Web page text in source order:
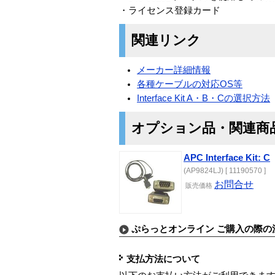
・ライセンス登録カード
関連リンク
メーカー詳細情報
各種ケーブルの対応OS等
Interface Kit A・B・Cの選択方法
オプション品・関連商
APC Interface Kit: C
(AP9824LJ) [ 11190570 ]
販売価格 お問合せ
ぷらっとオンライン ご購入の際の
支払方法について